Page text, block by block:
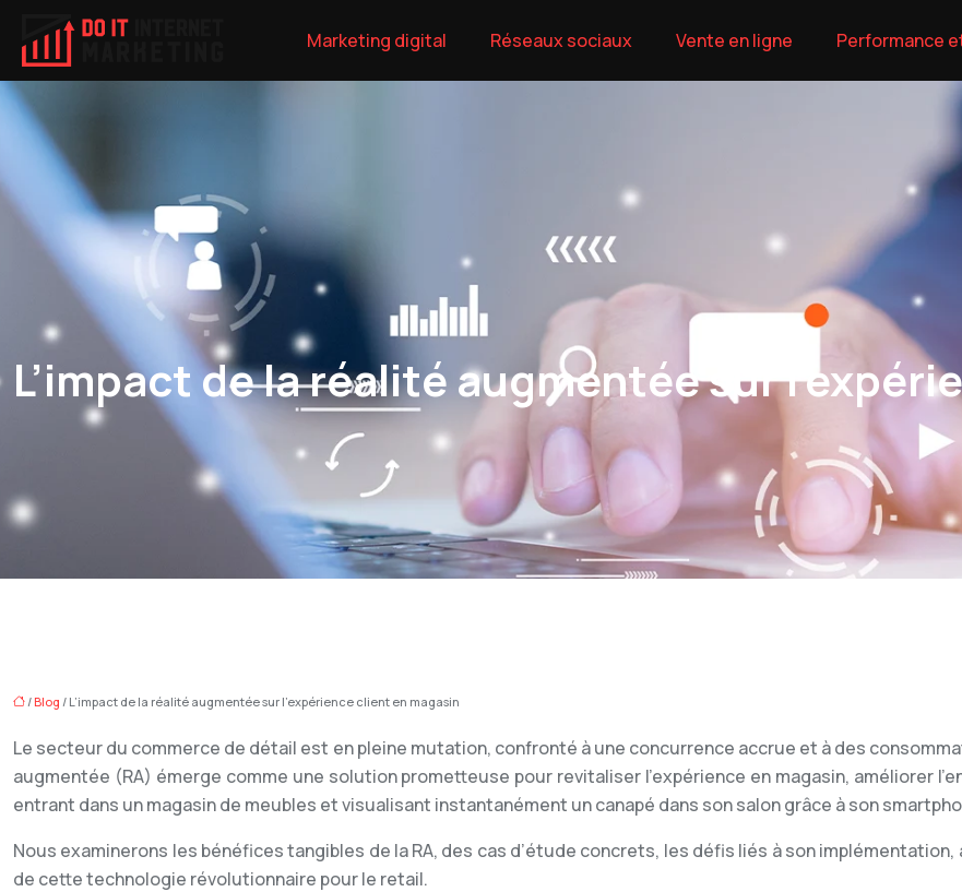
Marketing digital Réseaux sociaux Vente en ligne Performance
L’impact de la réalité augmentée sur
/ Blog / L’impact de la réalité augmentée sur l’expérience client en magasin
Le secteur du commerce de détail est en pleine mutation, confronté à une concurrence accrue et à des
augmentée (RA) émerge comme une solution prometteuse pour revitaliser l’expérience en magasin, améliorer
entrant dans un magasin de meubles et visualisant instantanément un canapé dans son salon grâce à son
Nous examinerons les bénéfices tangibles de la RA, des cas d’étude concrets, les défis liés à son
de cette technologie révolutionnaire pour le retail.